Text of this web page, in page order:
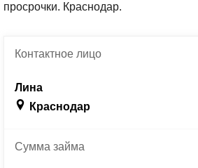
просрочки. Краснодар.
Контактноелицо
Лина
Краснодар
Суммазайма